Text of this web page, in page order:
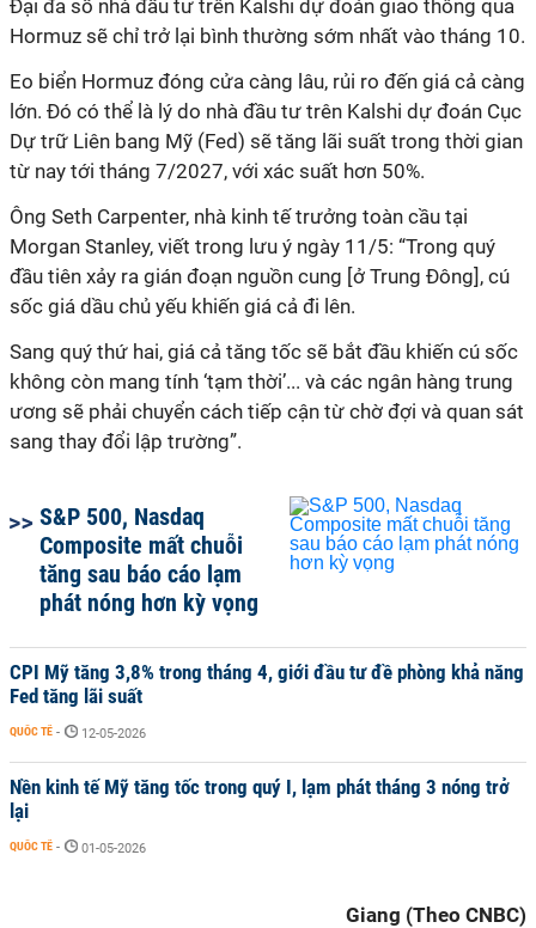
Đại đa số nhà đầu tư trên Kalshi dự đoán giao thông qua
Hormuz sẽ chỉ trở lại bình thường sớm nhất vào tháng 10.
Eo biển Hormuz đóng cửa càng lâu, rủi ro đến giá cả càng
lớn. Đó có thể là lý do nhà đầu tư trên Kalshi dự đoán Cục
Dự trữ Liên bang Mỹ (Fed) sẽ tăng lãi suất trong thời gian
từ nay tới tháng 7/2027, với xác suất hơn 50%.
Ông Seth Carpenter, nhà kinh tế trưởng toàn cầu tại
Morgan Stanley, viết trong lưu ý ngày 11/5: “Trong quý
đầu tiên xảy ra gián đoạn nguồn cung [ở Trung Đông], cú
sốc giá dầu chủ yếu khiến giá cả đi lên.
Sang quý thứ hai, giá cả tăng tốc sẽ bắt đầu khiến cú sốc
không còn mang tính ‘tạm thời’... và các ngân hàng trung
ương sẽ phải chuyển cách tiếp cận từ chờ đợi và quan sát
sang thay đổi lập trường”.
S&P 500, Nasdaq
Composite mất chuỗi
tăng sau báo cáo lạm
phát nóng hơn kỳ vọng
CPI Mỹ tăng 3,8% trong tháng 4, giới đầu tư đề phòng khả năng
Fed tăng lãi suất
QUỐC TẾ - 12-05-2026
Nền kinh tế Mỹ tăng tốc trong quý I, lạm phát tháng 3 nóng trở
lại
QUỐC TẾ - 01-05-2026
Giang (Theo CNBC)